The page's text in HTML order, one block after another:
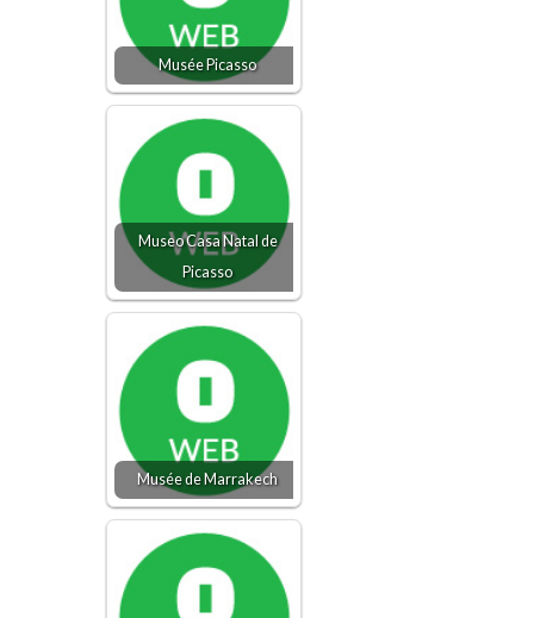
Musée Picasso
Museo Casa Natal de
Picasso
Musée de Marrakech